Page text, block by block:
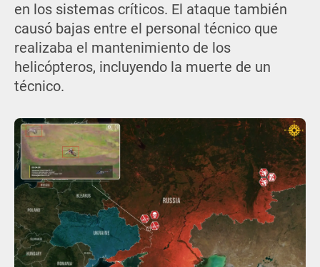
en los sistemas críticos. El ataque también
causó bajas entre el personal técnico que
realizaba el mantenimiento de los
helicópteros, incluyendo la muerte de un
técnico.